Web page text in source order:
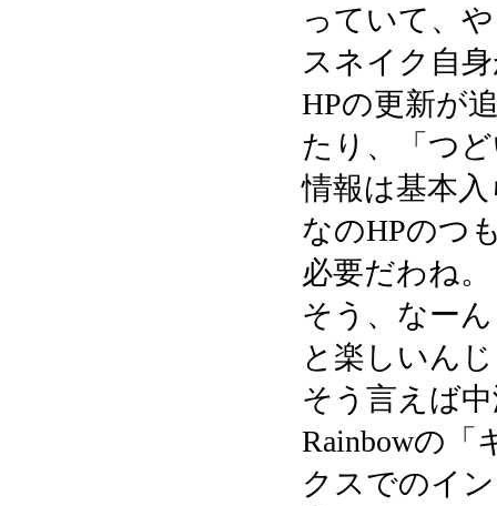
っていて、
スネイク自
HPの更新が
たり、「つ
情報は基本
なのHPのつ
必要だわね。
そう、なー
と楽しいん
そう言えば
Rainbowの
クスでのイ